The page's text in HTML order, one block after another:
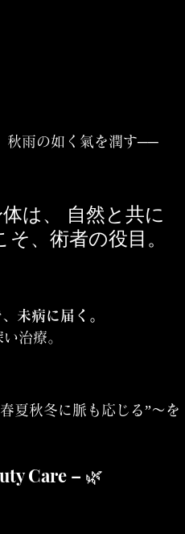
秋雨の如く氣を潤す──
は、 自然と共に
、術者の役目。
未病に届く。
治療。
夏秋冬に脈も応じる”〜を
Care – 🌿